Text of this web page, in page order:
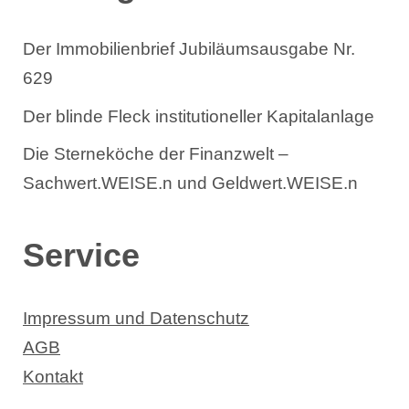
Der Immobilienbrief Jubiläumsausgabe Nr.
629
Der blinde Fleck institutioneller Kapitalanlage
Die Sterneköche der Finanzwelt –
Sachwert.WEISE.n und Geldwert.WEISE.n
Service
Impressum und Datenschutz
AGB
Kontakt